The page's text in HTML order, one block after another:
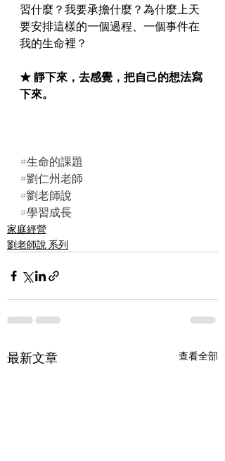
習什麼？我要承擔什麼？為什麼上天
要安排這樣的一個過程、一個事件在
我的生命裡？
★ 靜下來，去感覺，把自己的想法寫
下來。
#生命的課題
#劉仁州老師
#劉老師說
#學習成長
家庭經營
劉老師說 系列
最新文章 查看全部